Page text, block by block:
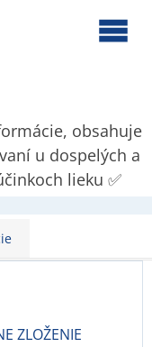
obsahuje
u dospelých a
lieku ✅
ZLOŽENIE